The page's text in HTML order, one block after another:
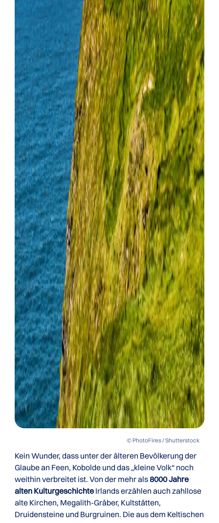
© PhotoFires / Shutterstock
Kein Wunder, dass unter der älteren Bevölkerung der
Glaube an Feen, Kobolde und das „kleine Volk“ noch
weithin verbreitet ist. Von der mehr als 8000 Jahre
alten Kulturgeschichte Irlands erzählen auch zahllose
alte Kirchen, Megalith-Gräber, Kultstätten,
Druidensteine und Burgruinen. Die aus dem Keltischen